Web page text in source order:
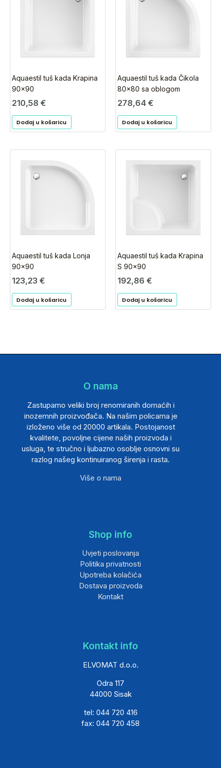
Aquaestil tuš kada Krapina
90×90
210,58 €
Dodaj u košaricu
Aquaestil tuš kada Čikola
80×80 sa oblogom
278,64 €
Dodaj u košaricu
Aquaestil tuš kada Lonja
90×90
123,23 €
Dodaj u košaricu
Aquaestil tuš kada Krapina
S 90×90
192,86 €
Dodaj u košaricu
O nama
Zastupamo veliki broj renomiranih domaćih i
inozemnih proizvođača. Na našim policama je
izloženo više od 20000 artikala. Postojanost
kvalitete, povoljne cijene naših proizvoda i
usluga, te stručno i ljubazno osoblje osnovni su
razlog našeg kontinuiranog širenja i rasta.
Više o nama
Shop info
Uvjeti poslovanja
Politika privatnosti
Upotreba kolačića
Dostava proizvoda
Kontakt
Kontakt info
ELVOMAT d.o.o.
Odra 117
44000 Sisak
tel: 044 720 416
fax: 044 720 458